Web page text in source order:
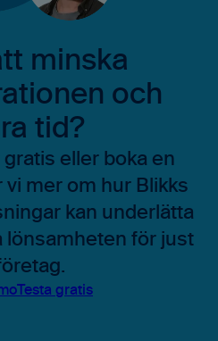
minska
och
tid?
gratis eller boka en
mer om hur Blikks
kan underlätta
lönsamheten för just
Testa gratis